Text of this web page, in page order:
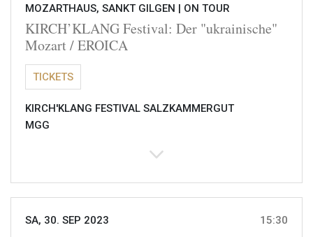
MOZARTHAUS, SANKT GILGEN | ON TOUR
KIRCH’KLANG Festival: Der "ukrainische"
Mozart / EROICA
TICKETS
KIRCH'KLANG FESTIVAL SALZKAMMERGUT
MGG
SA, 30. SEP 2023 15:30